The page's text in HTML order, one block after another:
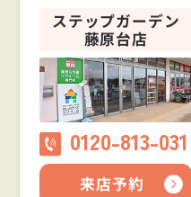
ステップガーデン
藤原台店
0120-813-031
来店予約